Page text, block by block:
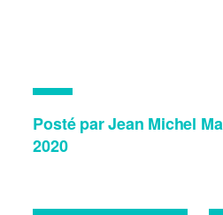
Posté par Jean Michel
2020